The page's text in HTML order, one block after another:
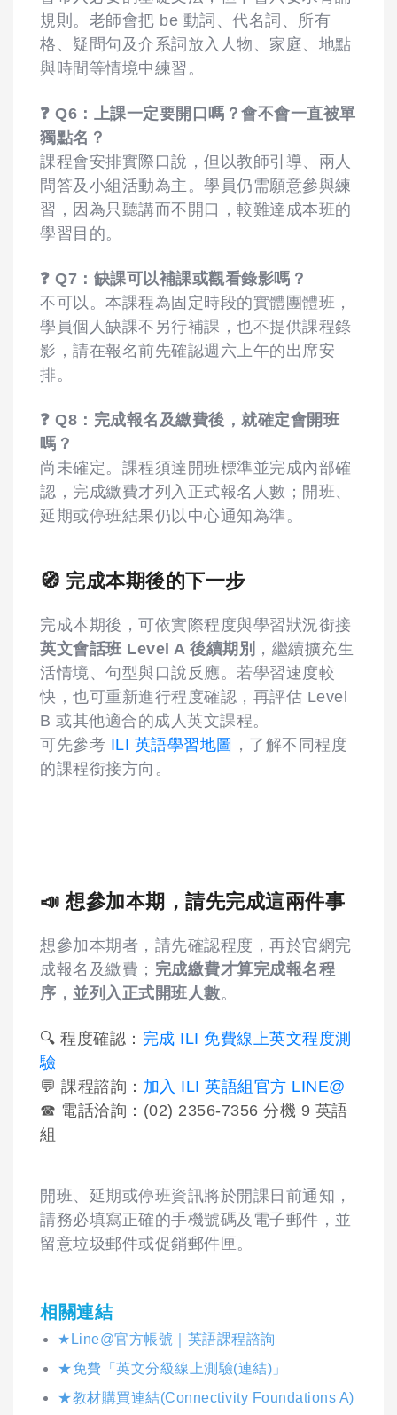
規則。老師會把 be 動詞、代名詞、所有
格、疑問句及介系詞放入人物、家庭、地點
與時間等情境中練習。
❓ Q6：上課一定要開口嗎？會不會一直被單
獨點名？
課程會安排實際口說，但以教師引導、兩人
問答及小組活動為主。學員仍需願意參與練
習，因為只聽講而不開口，較難達成本班的
學習目的。
❓ Q7：缺課可以補課或觀看錄影嗎？
不可以。本課程為固定時段的實體團體班，
學員個人缺課不另行補課，也不提供課程錄
影，請在報名前先確認週六上午的出席安
排。
❓ Q8：完成報名及繳費後，就確定會開班
嗎？
尚未確定。課程須達開班標準並完成內部確
認，完成繳費才列入正式報名人數；開班、
延期或停班結果仍以中心通知為準。
🧭 完成本期後的下一步
完成本期後，可依實際程度與學習狀況銜接
英文會話班 Level A 後續期別 ，繼續擴充生
活情境、句型與口說反應。若學習速度較
快，也可重新進行程度確認，再評估 Level
B 或其他適合的成人英文課程。
可先參考 ILI 英語學習地圖 ，了解不同程度
的課程銜接方向。
📣 想參加本期，請先完成這兩件事
想參加本期者，請先確認程度，再於官網完
成報名及繳費； 完成繳費才算完成報名程
序，並列入正式開班人數。
🔍 程度確認： 完成 ILI 免費線上英文程度測
驗
💬 課程諮詢： 加入 ILI 英語組官方 LINE@
☎ 電話洽詢：(02) 2356-7356 分機 9 英語
組
開班、延期或停班資訊將於開課日前通知，
請務必填寫正確的手機號碼及電子郵件，並
留意垃圾郵件或促銷郵件匣。
相關連結
★Line@官方帳號｜英語課程諮詢
★免費「英文分級線上測驗(連結)」
★教材購買連結(Connectivity Foundations A)